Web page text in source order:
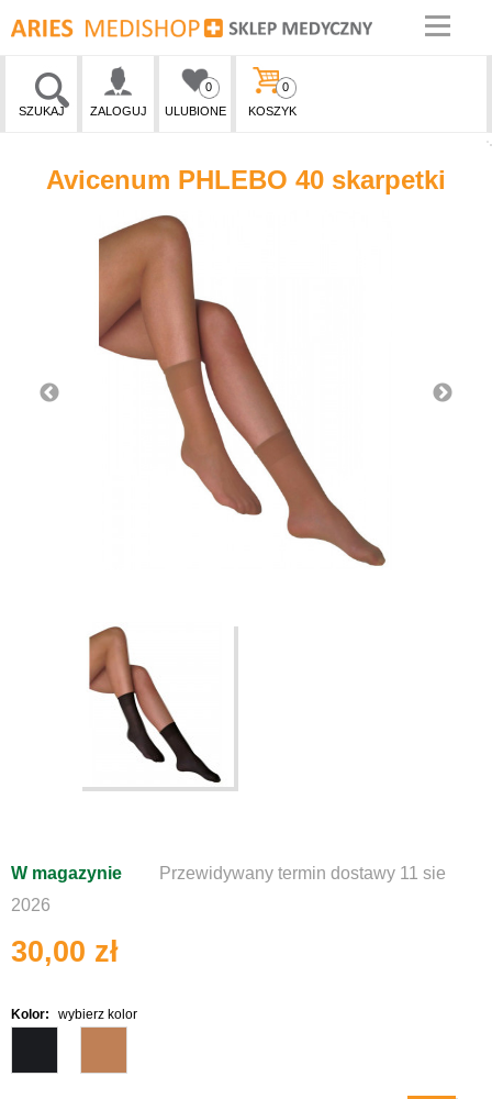
SZUKAJ ZALOGUJ ULUBIONE
0
KOSZYK
0
Avicenum PHLEBO 40 skarpetki
W magazynie
Przewidywany termin dostawy 11 sie
2026
30,00 zł
Kolor: wybierz kolor